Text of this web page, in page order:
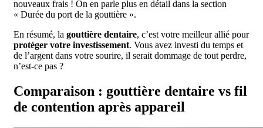
nouveaux frais ! On en parle plus en détail dans la section
« Durée du port de la gouttière ».
En résumé, la gouttière dentaire, c’est votre meilleur allié pour
protéger votre investissement. Vous avez investi du temps et
de l’argent dans votre sourire, il serait dommage de tout perdre,
n’est-ce pas ?
Comparaison : gouttière dentaire vs fil
de contention après appareil